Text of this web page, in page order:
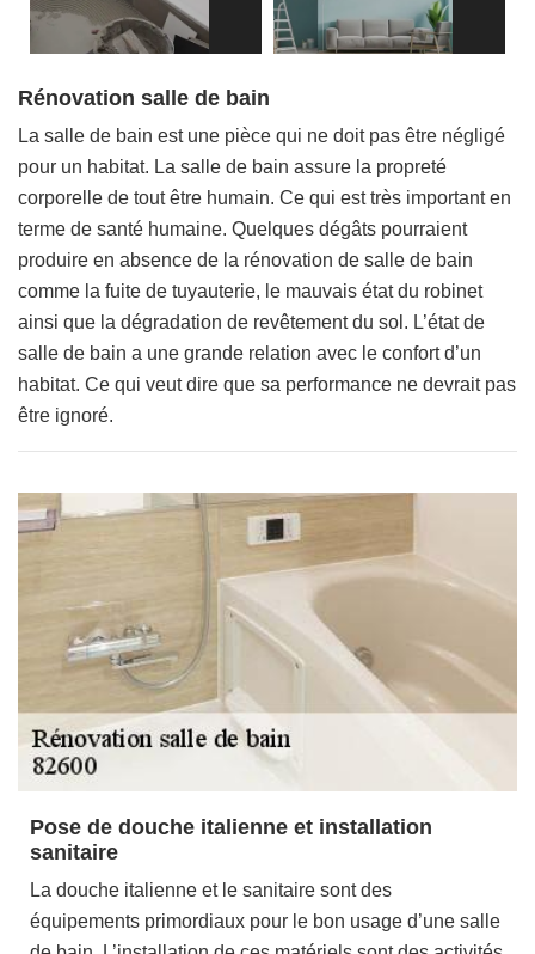
Rénovation salle de bain
La salle de bain est une pièce qui ne doit pas être négligé
pour un habitat. La salle de bain assure la propreté
corporelle de tout être humain. Ce qui est très important en
terme de santé humaine. Quelques dégâts pourraient
produire en absence de la rénovation de salle de bain
comme la fuite de tuyauterie, le mauvais état du robinet
ainsi que la dégradation de revêtement du sol. L’état de
salle de bain a une grande relation avec le confort d’un
habitat. Ce qui veut dire que sa performance ne devrait pas
être ignoré.
Pose de douche italienne et installation
sanitaire
La douche italienne et le sanitaire sont des
équipements primordiaux pour le bon usage d’une salle